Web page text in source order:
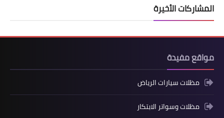
المشاركات الأخيرة
مواقع مفيدة
مظلات سيارات الرياض
مظلات وسواتر الابتكار